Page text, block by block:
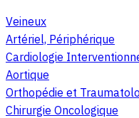
Veineux
Artériel, Périphérique
Cardiologie
Aortique
Orthopédie et
Chirurgie Oncologique